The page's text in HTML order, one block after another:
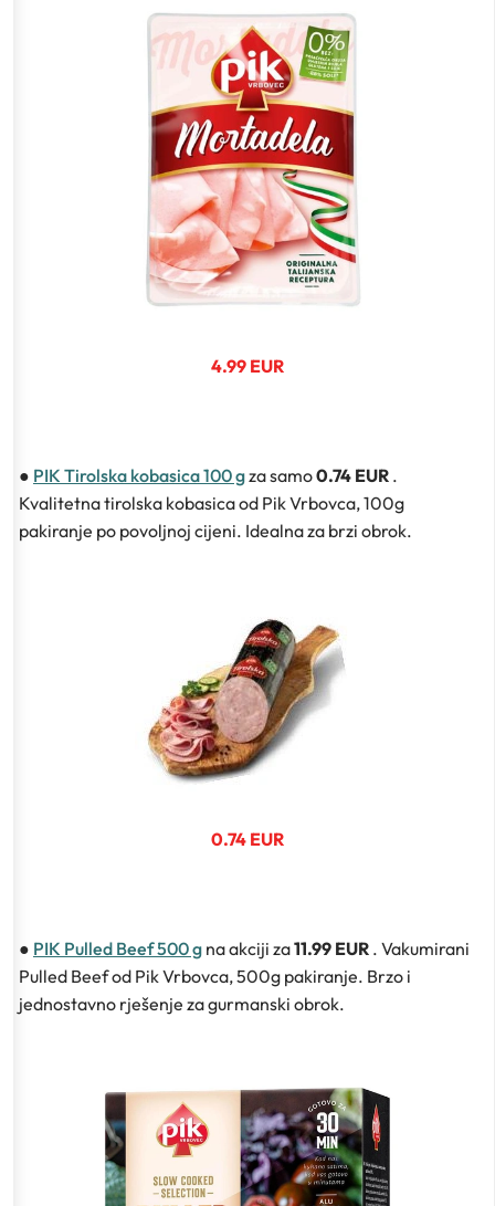
4.99 EUR
● PIK Tirolska kobasica 100 gza samo0.74 EUR .
Kvalitetna tirolska kobasica od Pik Vrbovca, 100g
pakiranje po povoljnoj cijeni. Idealna za brzi obrok.
0.74 EUR
● PIK Pulled Beef 500 g na akciji za11.99 EUR . Vakumirani
Pulled Beef od Pik Vrbovca, 500g pakiranje. Brzo i
jednostavno rješenje za gurmanski obrok.